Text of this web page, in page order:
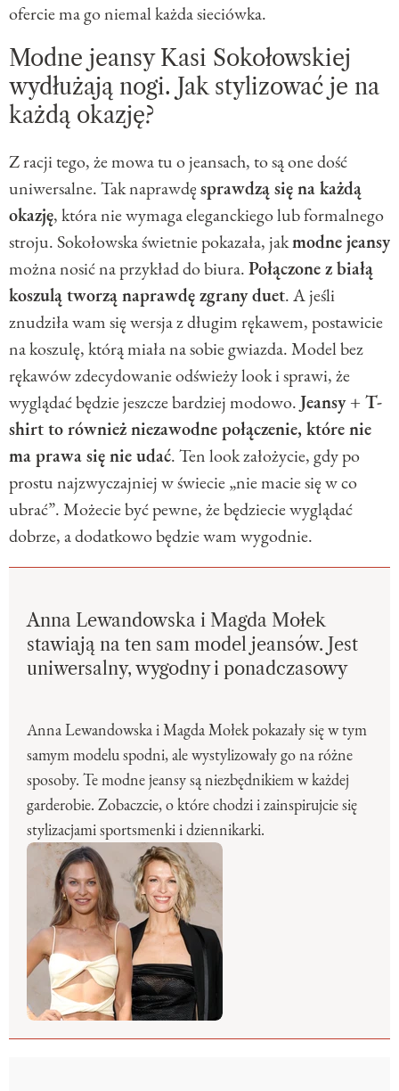
ofercie ma go niemal każda sieciówka.
Modne jeansy Kasi Sokołowskiej
wydłużają nogi. Jak stylizować je na
każdą okazję?
Z racji tego, że mowa tu o jeansach, to są one dość
uniwersalne. Tak naprawdęsprawdzą się na każdą
okazję, która nie wymaga eleganckiego lub formalnego
stroju. Sokołowska świetnie pokazała, jakmodne jeansy
można nosić na przykład do biura.Połączone z białą
koszulą tworzą naprawdę zgrany duet. A jeśli
znudziła wam się wersja z długim rękawem, postawicie
na koszulę, którą miała na sobie gwiazda. Model bez
rękawów zdecydowanie odświeży look i sprawi, że
wyglądać będzie jeszcze bardziej modowo.Jeansy + T-
shirt to również niezawodne połączenie, które nie
ma prawa się nie udać. Ten look założycie, gdy po
prostu najzwyczajniej w świecie „nie macie się w co
ubrać”. Możecie być pewne, że będziecie wyglądać
dobrze, a dodatkowo będzie wam wygodnie.
Anna Lewandowska i Magda Mołek
stawiają na ten sam model jeansów. Jest
uniwersalny, wygodny i ponadczasowy
Anna Lewandowska i Magda Mołek pokazały się w tym
samym modelu spodni, ale wystylizowały go na różne
sposoby. Te modne jeansy są niezbędnikiem w każdej
garderobie. Zobaczcie, o które chodzi i zainspirujcie się
stylizacjami sportsmenki i dziennikarki.